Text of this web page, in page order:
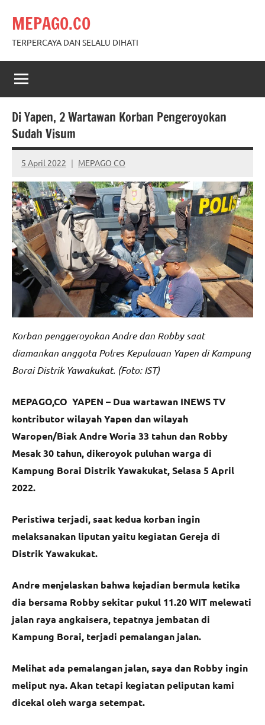
content
MEPAGO.CO
TERPERCAYA DAN SELALU DIHATI
Di Yapen, 2 Wartawan Korban Pengeroyokan
Sudah Visum
5 April 2022 MEPAGO CO
No
comments
Korban penggeroyokan Andre dan Robby saat
diamankan anggota Polres Kepulauan Yapen di Kampung
Borai Distrik Yawakukat. (Foto: IST)
MEPAGO,CO YAPEN – Dua wartawan INEWS TV
kontributor wilayah Yapen dan wilayah
Waropen/Biak Andre Woria 33 tahun dan Robby
Mesak 30 tahun, dikeroyok puluhan warga di
Kampung Borai Distrik Yawakukat, Selasa 5 April
2022.
Peristiwa terjadi, saat kedua korban ingin
melaksanakan liputan yaitu kegiatan Gereja di
Distrik Yawakukat.
Andre menjelaskan bahwa kejadian bermula ketika
dia bersama Robby sekitar pukul 11.20 WIT melewati
jalan raya angkaisera, tepatnya jembatan di
Kampung Borai, terjadi pemalangan jalan.
Melihat ada pemalangan jalan, saya dan Robby ingin
meliput nya. Akan tetapi kegiatan peliputan kami
dicekal oleh warga setempat.